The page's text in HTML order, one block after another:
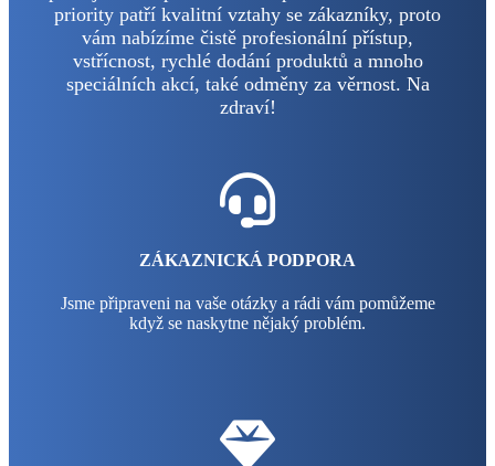
priority patří kvalitní vztahy se zákazníky, proto
vám nabízíme čistě profesionální přístup,
vstřícnost, rychlé dodání produktů a mnoho
speciálních akcí, také odměny za věrnost. Na
zdraví!
ZÁKAZNICKÁ PODPORA
Jsme připraveni na vaše otázky a rádi vám pomůžeme
když se naskytne nějaký problém.